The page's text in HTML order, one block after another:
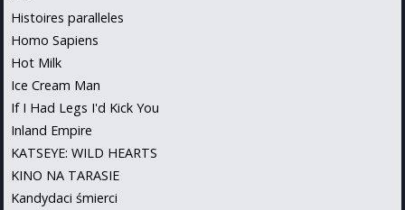
Histoires paralleles
Homo Sapiens
Hot Milk
Ice Cream Man
If I Had Legs I'd Kick You
Inland Empire
KATSEYE: WILD HEARTS
KINO NA TARASIE
Kandydaci śmierci